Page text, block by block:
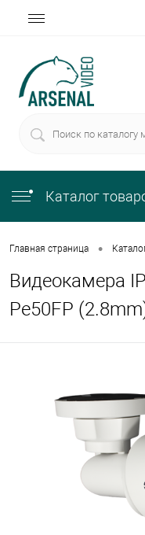
Каталог
Главная страница •
Видеокамера
Pe50FP